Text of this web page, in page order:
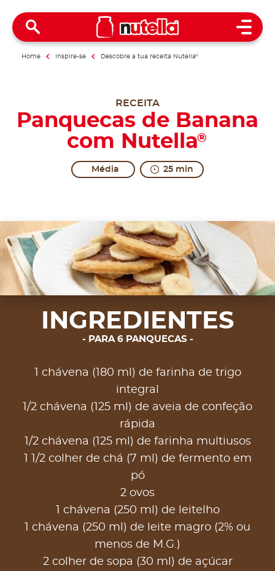
Open
Home Inspire-se Descobre a tua receita Nutella®
RECEITA
Panquecas de Banana
com Nutella®
Média 25 min
INGREDIENTES
PARA 6 PANQUECAS
1 chávena (180 ml) de farinha de trigo
integral
1/2 chávena (125 ml) de aveia de confeção
rápida
1/2 chávena (125 ml) de farinha multiusos
1 1/2 colher de chá (7 ml) de fermento em
pó
2 ovos
1 chávena (250 ml) de leitelho
1 chávena (250 ml) de leite magro (2% ou
menos de M.G.)
2 colher de sopa (30 ml) de açúcar